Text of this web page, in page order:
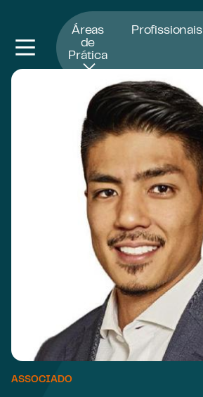
Áreas
de
Prática
Profissionais
ASSOCIADO
Abre numa nova janela